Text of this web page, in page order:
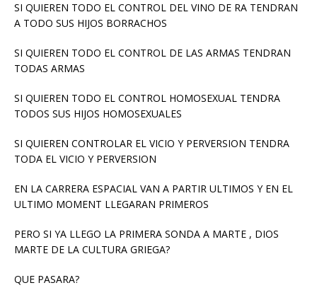
SI QUIEREN TODO EL CONTROL DEL VINO DE RA TENDRAN
A TODO SUS HIJOS BORRACHOS
SI QUIEREN TODO EL CONTROL DE LAS ARMAS TENDRAN
TODAS ARMAS
SI QUIEREN TODO EL CONTROL HOMOSEXUAL TENDRA
TODOS SUS HIJOS HOMOSEXUALES
SI QUIEREN CONTROLAR EL VICIO Y PERVERSION TENDRA
TODA EL VICIO Y PERVERSION
EN LA CARRERA ESPACIAL VAN A PARTIR ULTIMOS Y EN EL
ULTIMO MOMENT LLEGARAN PRIMEROS
PERO SI YA LLEGO LA PRIMERA SONDA A MARTE , DIOS
MARTE DE LA CULTURA GRIEGA?
QUE PASARA?